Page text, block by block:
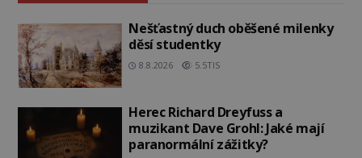
Nešťastný duch oběšené milenky
děsí studentky
8.8.2026 5.5TIS
Herec Richard Dreyfuss a
muzikant Dave Grohl: Jaké mají
paranormální zážitky?